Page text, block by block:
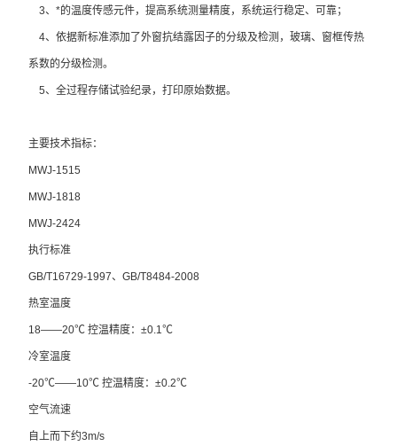
3、*的温度传感元件，提高系统测量精度，系统运行稳定、可靠；
4、依据新标准添加了外窗抗结露因子的分级及检测，玻璃、窗框传热
系数的分级检测。
5、全过程存储试验纪录，打印原始数据。
主要技术指标：
MWJ-1515
MWJ-1818
MWJ-2424
执行标准
GB/T16729-1997、GB/T8484-2008
热室温度
18——20℃ 控温精度：±0.1℃
冷室温度
-20℃——10℃ 控温精度：±0.2℃
空气流速
自上而下约3m/s